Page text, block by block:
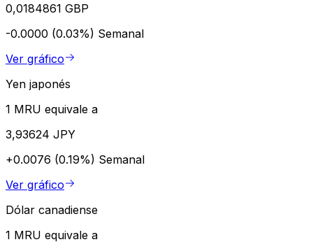
0,0184861 GBP
-0.0000 (0.03%) Semanal
Ver gráfico
Yen japonés
1 MRU equivale a
3,93624 JPY
+0.0076 (0.19%) Semanal
Ver gráfico
Dólar canadiense
1 MRU equivale a